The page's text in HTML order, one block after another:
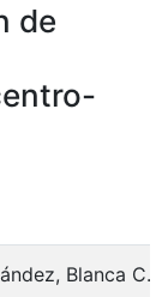
de
Blanca C.